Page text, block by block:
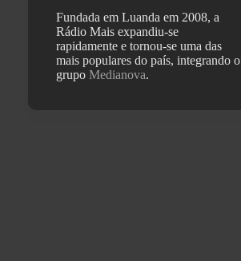
Fundada em Luanda em 2008, a
Rádio Mais expandiu-se
rapidamente e tornou-se uma das
mais populares do país, integrando o
grupoMedianova.